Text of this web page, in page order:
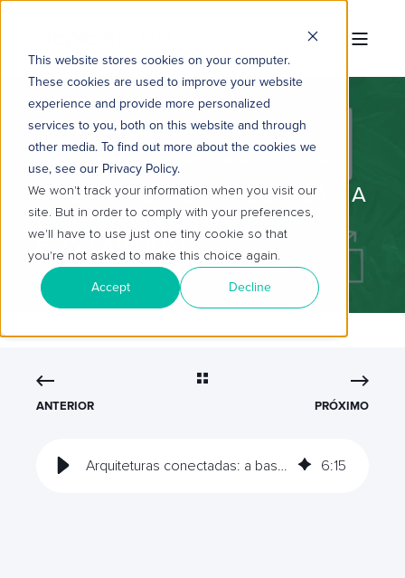
This website stores cookies on your computer.
These cookies are used to improve your website
experience and provide more personalized
services to you, both on this website and through
other media. To find out more about the cookies we
use, see our Privacy Policy.
We won't track your information when you visit our
site. But in order to comply with your preferences,
we'll have to use just one tiny cookie so that
you're not asked to make this choice again.
Accept Decline
ARQUITETURAS CONECTADAS: A
BASE INVISÍVEIS DA
ESCALABILIDADE
ANTERIOR PRÓXIMO
Arquiteturas conectadas: a base invisíveis da escalabilidade 6:15